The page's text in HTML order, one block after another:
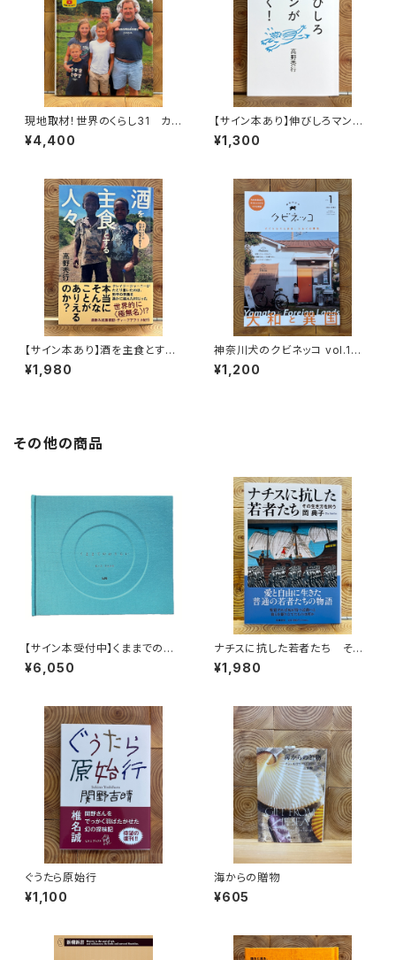
現地取材！世界のくらし31 カナ
ダ
¥4,400
【サイン本あり】伸びしろマンが
ゆく！
¥1,300
【サイン本あり】酒を主食とする
人々 エチオピアの科学的秘境
を旅する
¥1,980
神奈川犬のクビネッコ vol.1
特集：大和と異国
¥1,200
その他の商品
【サイン本受付中】くままでのお
さらい〈特装新版〉
¥6,050
ナチスに抗した若者たち その
生き方を問う
¥1,980
ぐうたら原始行
¥1,100
海からの贈物
¥605